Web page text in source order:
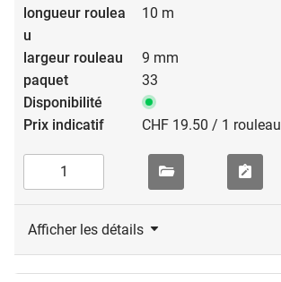
10 m
9 mm
33
CHF 19.50 / 1 rouleau
Afficher les détails